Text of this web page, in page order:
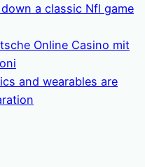
a classic Nfl game
Online Casino mit
and wearables are